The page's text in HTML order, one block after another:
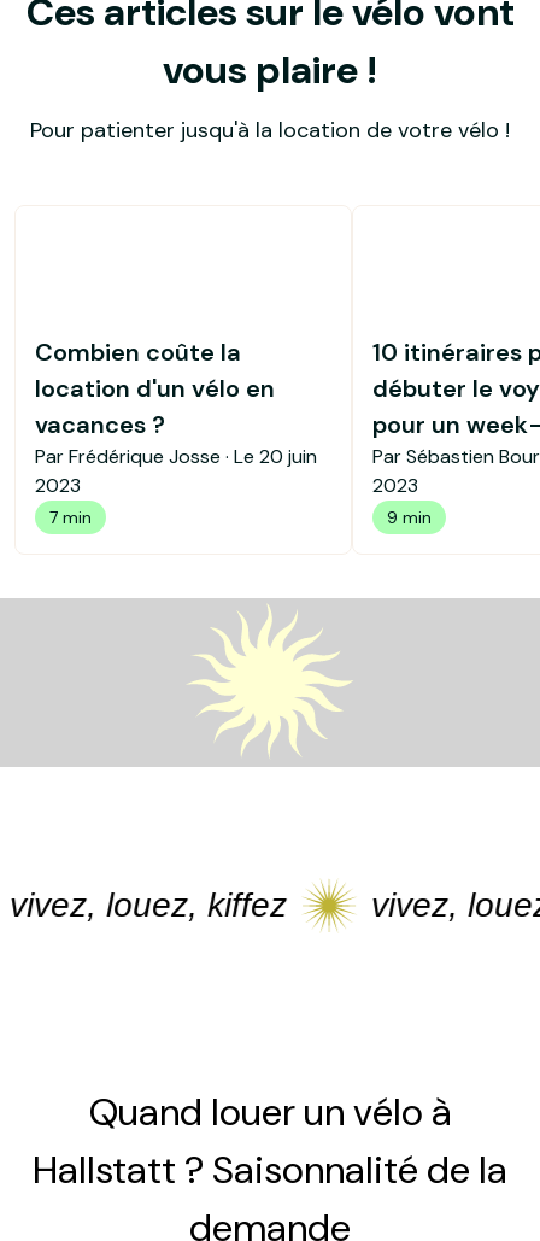
Ces articles sur le vélo vont
vous plaire !
Pour patienter jusqu'à la location de votre vélo !
Combien coûte la
location d'un vélo en
vacances ?
Par Frédérique Josse · Le 20 juin
2023
7 min
10 itinéraires
débuter le
pour un
Par Sébastien
2023
9 min
louez, kiffez vivez, louez,
Quand louer un vélo à
Hallstatt ? Saisonnalité de la
demande